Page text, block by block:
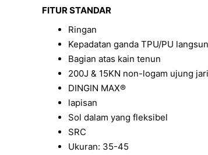
FITUR STANDAR
Ringan
Kepadatan ganda TPU/PU langsun
Bagian atas kain tenun
200J & 15KN non-logam ujung
DINGIN MAX®
lapisan
Sol dalam yang fleksibel
SRC
Ukuran: 35-45